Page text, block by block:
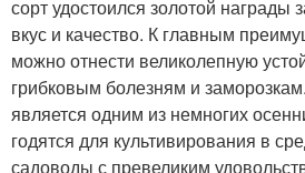
сорт удостоился золотой награды
вкус и качество. К главным
можно отнести великолепную
грибковым болезням и
является одним из немногих
годятся для культивирования в
садоводы с превеликим